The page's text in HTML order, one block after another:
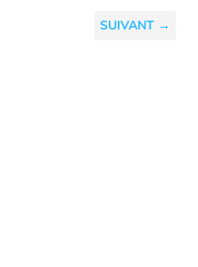
SUIVANT→